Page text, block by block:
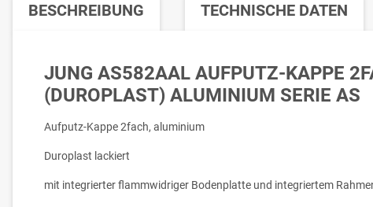
BESCHREIBUNG TECHNISCHE DATEN
JUNG AS582AAL AUFPUTZ-KAPPE
(DUROPLAST) ALUMINIUM SERIE AS
Aufputz-Kappe 2fach, aluminium
Duroplast lackiert
mit integrierter flammwidriger Bodenplatte und integriertem